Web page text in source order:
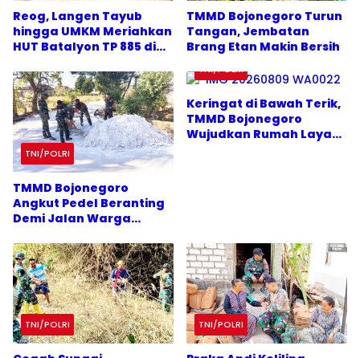
Reog, Langen Tayub
hingga UMKM Meriahkan
HUT Batalyon TP 885 di
TMMD Bojonegoro Turun
Tangan, Jembatan
Brang Etan Makin Bersih
TNI/POLRI
TMMD Bojonegoro
Angkut Pedel Beranting
Demi Jalan Warga
TNI/POLRI
Keringat di Bawah Terik,
TMMD Bojonegoro
Wujudkan Rumah Layak
TNI/POLRI TNI/POLRI